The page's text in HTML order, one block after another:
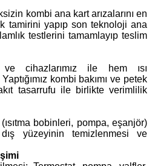
kombi ana kart arızalarını en
tamirini yapıp son teknoloji ana
testlerini tamamlayıp teslim
ve cihazlarımız ile hem ısı
Yaptığımız kombi bakımı ve petek
tasarrufu ile birlikte verimlilik
bobinleri, pompa, eşanjör)
yüzeyinin temizlenmesi ve